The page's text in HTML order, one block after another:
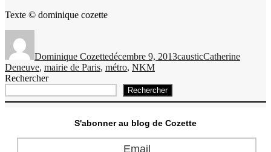
Texte © dominique cozette
Dominique Cozettedécembre 9, 2013causticCatherine
Deneuve, mairie de Paris, métro, NKM
Rechercher
Rechercher
S'abonner au blog de Cozette